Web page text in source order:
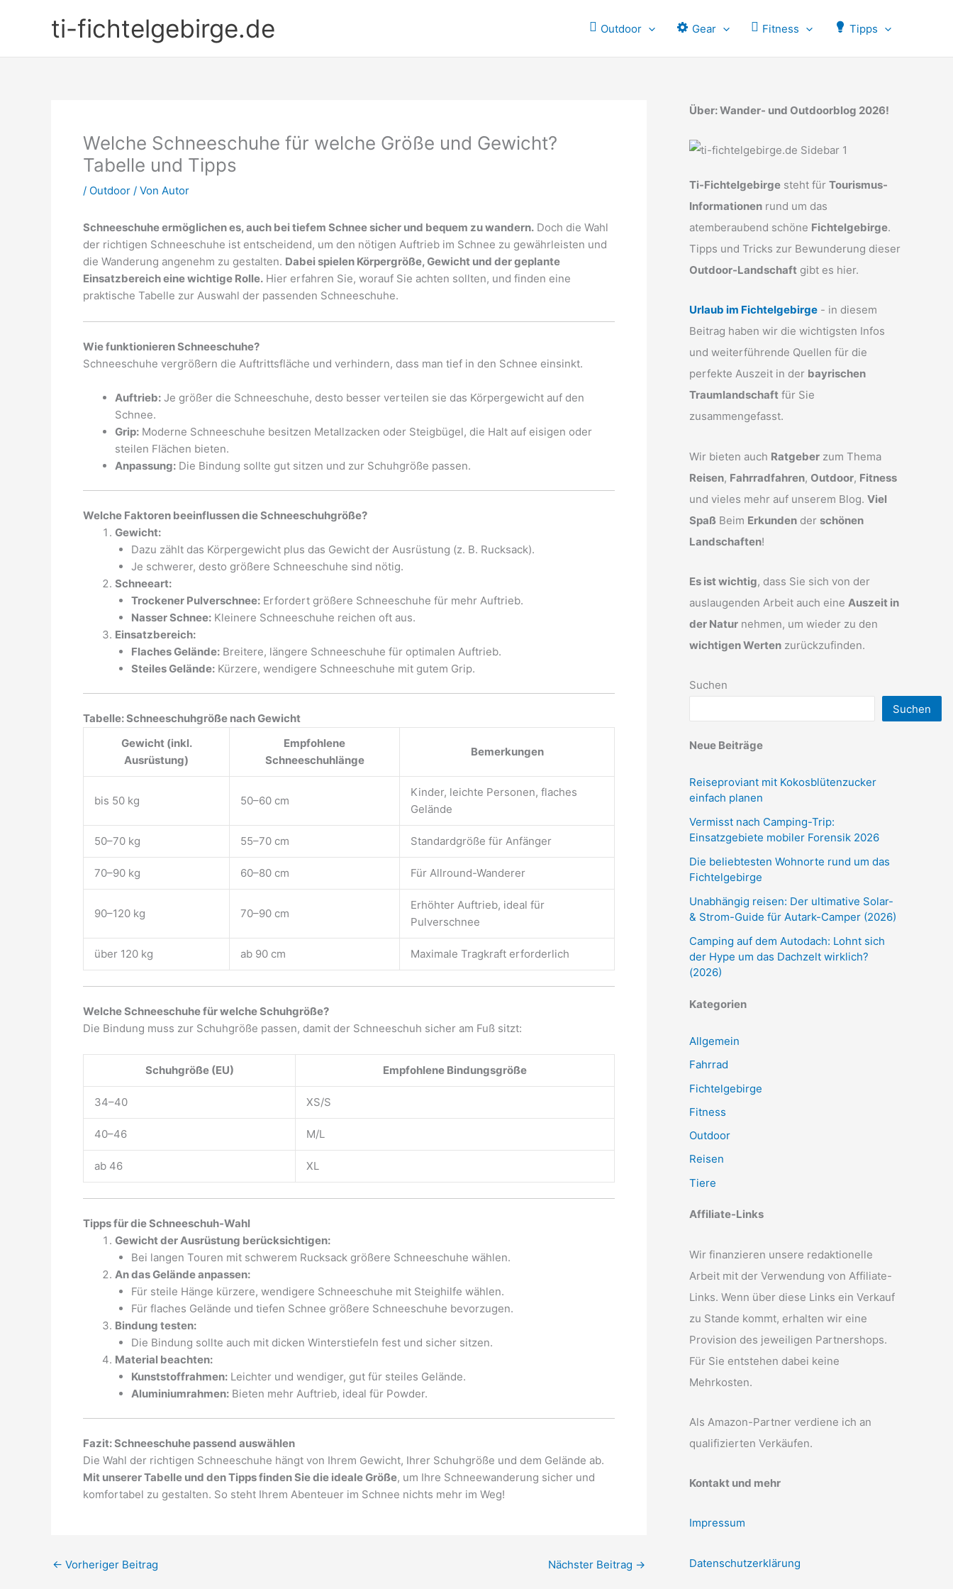
ti-fichtelgebirge.de Outdoor Gear Fitness Tipps
Welche Schneeschuhe für welche Größe und Gewicht?
Tabelle und Tipps
/ Outdoor / Von Autor
Schneeschuhe ermöglichen es, auch bei tiefem Schnee sicher und bequem zu wandern. Doch die Wahl
der richtigen Schneeschuhe ist entscheidend, um den nötigen Auftrieb im Schnee zu gewährleisten und
die Wanderung angenehm zu gestalten. Dabei spielen Körpergröße, Gewicht und der geplante
Einsatzbereich eine wichtige Rolle. Hier erfahren Sie, worauf Sie achten sollten, und finden eine
praktische Tabelle zur Auswahl der passenden Schneeschuhe.
Wie funktionieren Schneeschuhe?
Schneeschuhe vergrößern die Auftrittsfläche und verhindern, dass man tief in den Schnee einsinkt.
Auftrieb: Je größer die Schneeschuhe, desto besser verteilen sie das Körpergewicht auf den
Schnee.
Grip: Moderne Schneeschuhe besitzen Metallzacken oder Steigbügel, die Halt auf eisigen oder
steilen Flächen bieten.
Anpassung: Die Bindung sollte gut sitzen und zur Schuhgröße passen.
Welche Faktoren beeinflussen die Schneeschuhgröße?
Gewicht:
Dazu zählt das Körpergewicht plus das Gewicht der Ausrüstung (z. B. Rucksack).
Je schwerer, desto größere Schneeschuhe sind nötig.
Schneeart:
Trockener Pulverschnee:Erfordert größere Schneeschuhe für mehr Auftrieb.
Nasser Schnee:Kleinere Schneeschuhe reichen oft aus.
Einsatzbereich:
Flaches Gelände:Breitere, längere Schneeschuhe für optimalen Auftrieb.
Steiles Gelände:Kürzere, wendigere Schneeschuhe mit gutem Grip.
Tabelle: Schneeschuhgröße nach Gewicht
Gewicht (inkl.
Ausrüstung)
Empfohlene
Schneeschuhlänge
Bemerkungen
bis 50 kg 50–60 cm
Kinder, leichte Personen, flaches
Gelände
50–70 kg 55–70 cm Standardgröße für Anfänger
70–90 kg 60–80 cm Für Allround-Wanderer
90–120 kg 70–90 cm
Erhöhter Auftrieb, ideal für
Pulverschnee
über 120 kg ab 90 cm Maximale Tragkraft erforderlich
Welche Schneeschuhe für welche Schuhgröße?
Die Bindung muss zur Schuhgröße passen, damit der Schneeschuh sicher am Fuß sitzt:
Schuhgröße (EU) Empfohlene Bindungsgröße
34–40 XS/S
40–46 M/L
ab 46 XL
Tipps für die Schneeschuh-Wahl
Gewicht der Ausrüstung berücksichtigen:
Bei langen Touren mit schwerem Rucksack größere Schneeschuhe wählen.
An das Gelände anpassen:
Für steile Hänge kürzere, wendigere Schneeschuhe mit Steighilfe wählen.
Für flaches Gelände und tiefen Schnee größere Schneeschuhe bevorzugen.
Bindung testen:
Die Bindung sollte auch mit dicken Winterstiefeln fest und sicher sitzen.
Material beachten:
Kunststoffrahmen:Leichter und wendiger, gut für steiles Gelände.
Aluminiumrahmen:Bieten mehr Auftrieb, ideal für Powder.
Fazit: Schneeschuhe passend auswählen
Die Wahl der richtigen Schneeschuhe hängt von Ihrem Gewicht, Ihrer Schuhgröße und dem Gelände ab.
Mit unserer Tabelle und den Tipps finden Sie die ideale Größe, um Ihre Schneewanderung sicher und
komfortabel zu gestalten. So steht Ihrem Abenteuer im Schnee nichts mehr im Weg!
← Vorheriger Beitrag Nächster Beitrag →
Über: Wander- und Outdoorblog 2026!
Ti-Fichtelgebirge steht für Tourismus-
Informationen rund um das
atemberaubend schöne Fichtelgebirge.
Tipps und Tricks zur Bewunderung dieser
Outdoor-Landschaft gibt es hier.
Urlaub im Fichtelgebirge - in diesem
Beitrag haben wir die wichtigsten Infos
und weiterführende Quellen für die
perfekte Auszeit in der bayrischen
Traumlandschaft für Sie
zusammengefasst.
Wir bieten auch Ratgeber zum Thema
Reisen, Fahrradfahren, Outdoor, Fitness
und vieles mehr auf unserem Blog. Viel
Spaß Beim Erkunden der schönen
Landschaften!
Es ist wichtig, dass Sie sich von der
auslaugenden Arbeit auch eine Auszeit in
der Natur nehmen, um wieder zu den
wichtigen Werten zurückzufinden.
Suchen
Suchen
Neue Beiträge
Reiseproviant mit Kokosblütenzucker
einfach planen
Vermisst nach Camping-Trip:
Einsatzgebiete mobiler Forensik 2026
Die beliebtesten Wohnorte rund um das
Fichtelgebirge
Unabhängig reisen: Der ultimative Solar-
& Strom-Guide für Autark-Camper (2026)
Camping auf dem Autodach: Lohnt sich
der Hype um das Dachzelt wirklich?
(2026)
Kategorien
Allgemein
Fahrrad
Fichtelgebirge
Fitness
Outdoor
Reisen
Tiere
Affiliate-Links
Wir finanzieren unsere redaktionelle
Arbeit mit der Verwendung von Affiliate-
Links. Wenn über diese Links ein Verkauf
zu Stande kommt, erhalten wir eine
Provision des jeweiligen Partnershops.
Für Sie entstehen dabei keine
Mehrkosten.
Als Amazon-Partner verdiene ich an
qualifizierten Verkäufen.
Kontakt und mehr
Impressum
Datenschutzerklärung